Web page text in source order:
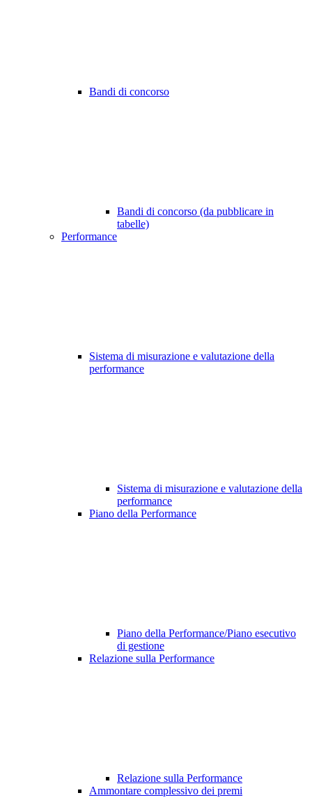
Bandi di concorso
Bandi di concorso (da pubblicare in
tabelle)
Performance
Sistema di misurazione e valutazione della
performance
Sistema di misurazione e valutazione della
performance
Piano della Performance
Piano della Performance/Piano esecutivo
di gestione
Relazione sulla Performance
Relazione sulla Performance
Ammontare complessivo dei premi